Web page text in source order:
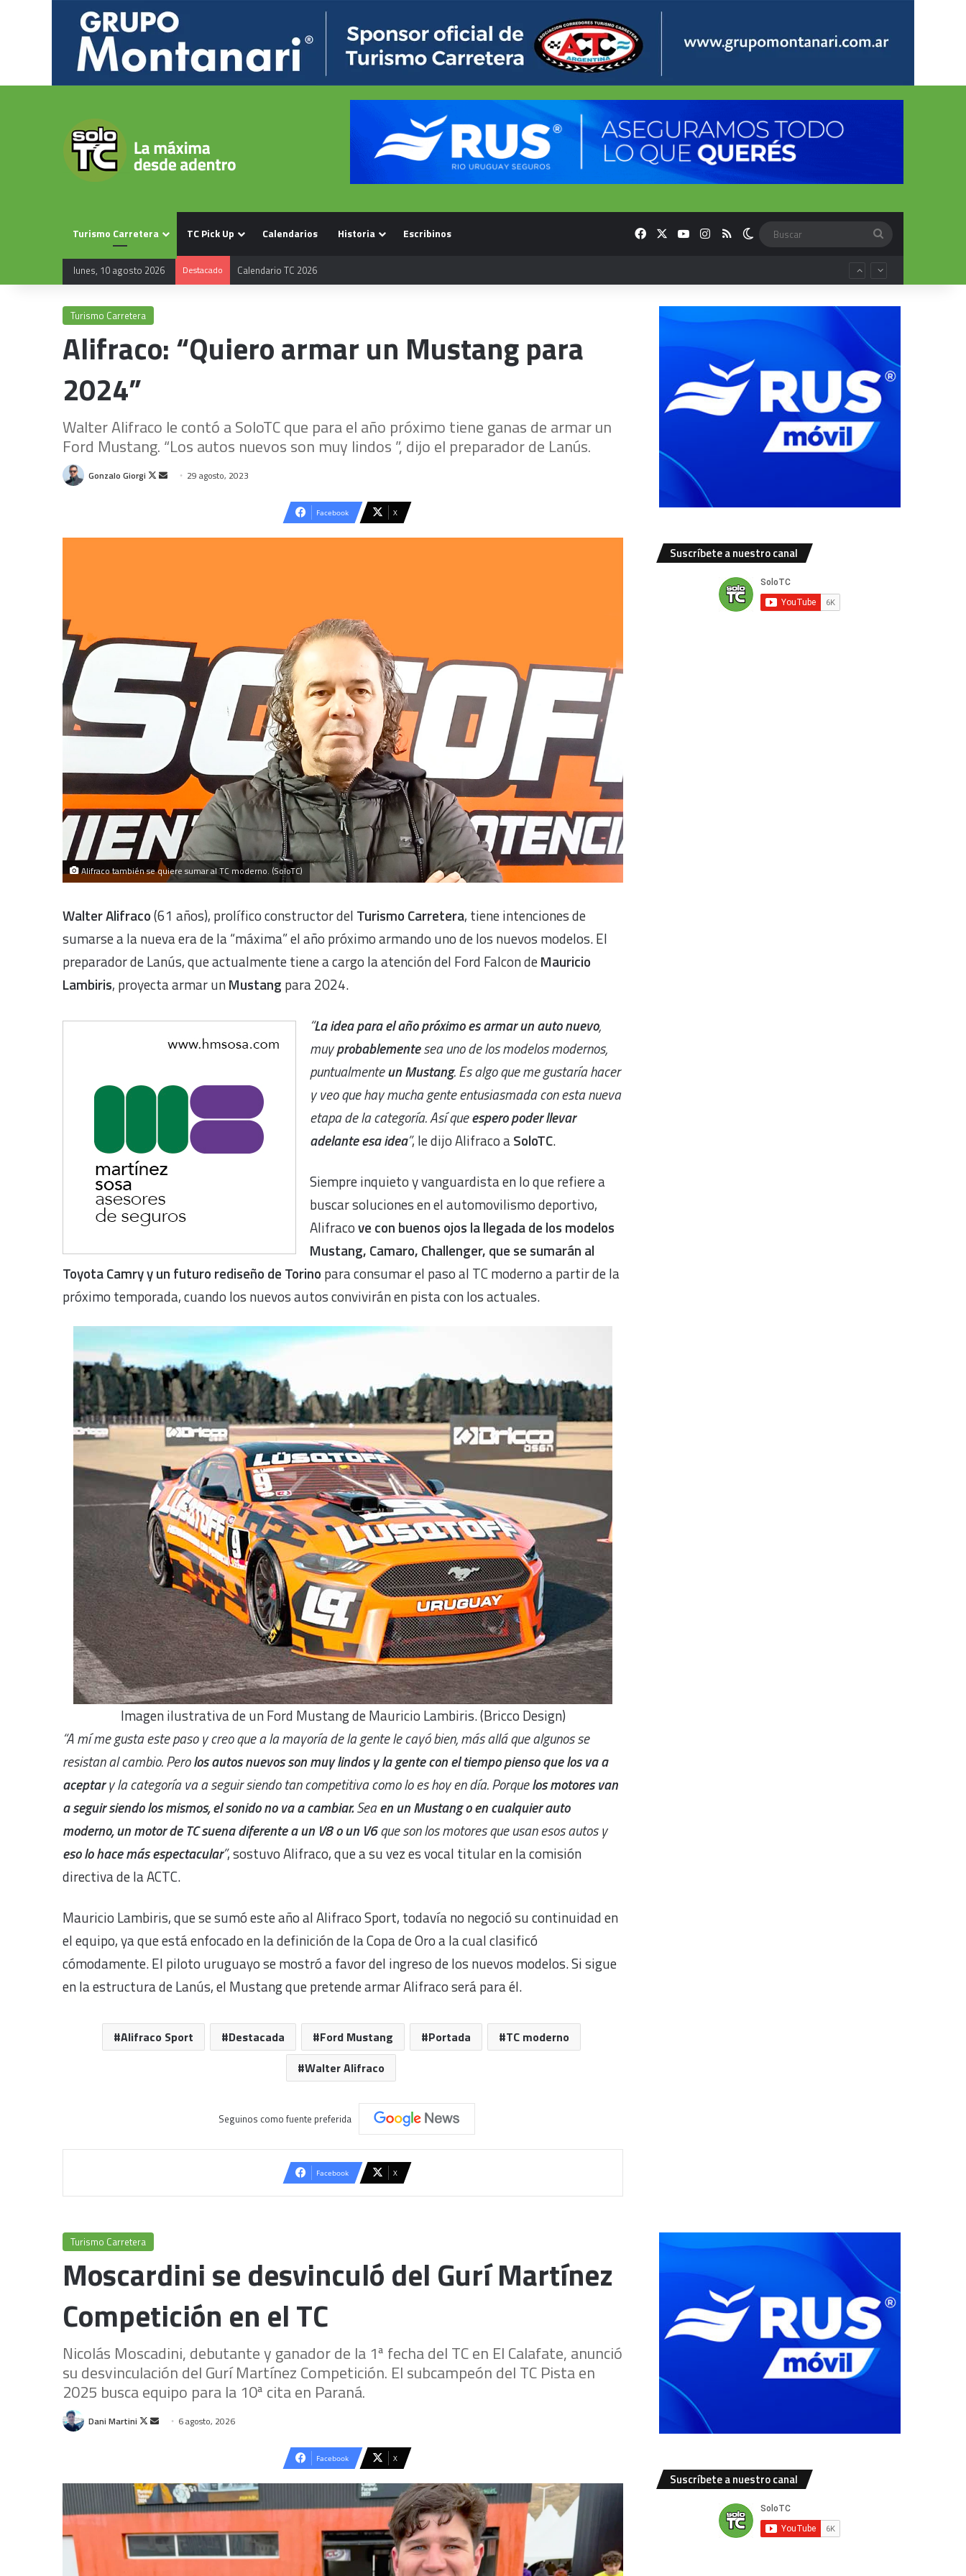
Turismo Carretera TC Pick Up Calendarios Historia Escribinos FacebookYouTubeInstagram
RSS Switch skin
lunes, 10 agosto 2026 Destacado Calendario TC 2026
Turismo Carretera
Alifraco: “Quiero armar un Mustang para
2024”
Walter Alifraco le contó a SoloTC que para el año próximo tiene ganas de armar un
Ford Mustang. “Los autos nuevos son muy lindos ”, dijo el preparador de Lanús.
Gonzalo Giorgi
Follow
Send 29 agosto, 2023
Facebook X
Alifraco también se quiere sumar al TC moderno. (SoloTC)
Walter Alifraco(61 años), prolífico constructor del Turismo Carretera, tiene intenciones de
sumarse a la nueva era de la “máxima” el año próximo armando uno de los nuevos modelos. El
preparador de Lanús, que actualmente tiene a cargo la atención del Ford Falcon deMauricio
Lambiris, proyecta armar unMustang para 2024.
“La idea para el año próximo es armar un auto nuevo,
muyprobablementesea uno de los modelos modernos,
puntualmenteun Mustang. Es algo que me gustaría hacer
y veo que hay mucha gente entusiasmada con esta nueva
etapa de la categoría. Así queespero poder llevar
adelante esa idea”, le dijo Alifraco aSoloTC.
Siempre inquieto y vanguardista en lo que refiere a
buscar soluciones en el automovilismo deportivo,
Alifracove con buenos ojos la llegada de los modelos
Mustang, Camaro, Challenger, que se sumarán al
Toyota Camry y un futuro rediseño de Torino para consumar el paso al TC moderno a partir de la
próximo temporada, cuando los nuevos autos convivirán en pista con los actuales.
Imagen ilustrativa de un Ford Mustang de Mauricio Lambiris. (Bricco Design)
“A mí me gusta este paso y creo que a la mayoría de la gente le cayó bien, más allá que algunos se
resistan al cambio. Perolos autos nuevos son muy lindos y la gente con el tiempo pienso que los va a
aceptary la categoría va a seguir siendo tan competitiva como lo es hoy en día. Porquelos motores van
a seguir siendo los mismos, el sonido no va a cambiar.Seaen un Mustang o en cualquier auto
moderno, un motor de TC suena diferente a un V8 o un V6que son los motores que usan esos autos y
eso lo hace más espectacular”, sostuvo Alifraco, que a su vez es vocal titular en la comisión
directiva de la ACTC.
Mauricio Lambiris, que se sumó este año al Alifraco Sport, todavía no negoció su continuidad en
el equipo, ya que está enfocado en la definición de la Copa de Oro a la cual clasificó
cómodamente. El piloto uruguayo se mostró a favor del ingreso de los nuevos modelos. Si sigue
en la estructura de Lanús, el Mustang que pretende armar Alifraco será para él.
Alifraco Sport Destacada Ford Mustang Portada
TC moderno
Walter Alifraco
Seguinos como fuente preferida
Facebook X
Suscríbete a nuestro canal